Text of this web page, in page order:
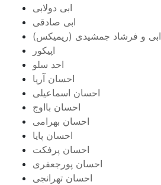
ابی دولابی
ابی صادقی
ابی و فرشاد جمشیدی (ریمیکس)
اپیکور
احد سلو
احسان آریا
احسان اسماعیلی
احسان بااوج
احسان بهرامی
احسان پایا
احسان پرفکت
احسان پورجعفری
احسان تهرانجی